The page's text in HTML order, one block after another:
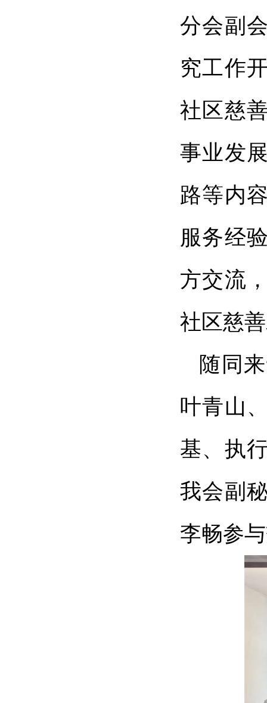
分会副
究工作
社区慈
事业发
路等内
服务经
方交流
社区慈
随同
叶青山
基、执
我会副
李畅参